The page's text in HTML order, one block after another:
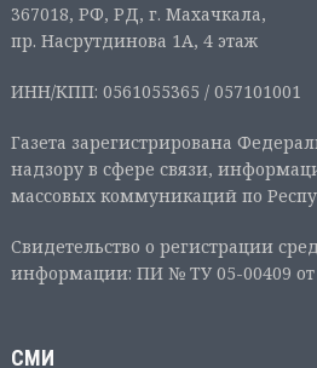
367018, РФ, РД, г. Махачкала,
пр. Насрутдинова 1А, 4 этаж
ИНН/КПП: 0561055365 / 057101001
Газета зарегистрирована
надзору в сфере связи,
массовых коммуникаций по
Свидетельство о регистрации
информации: ПИ № ТУ 05-00409 от
СМИ